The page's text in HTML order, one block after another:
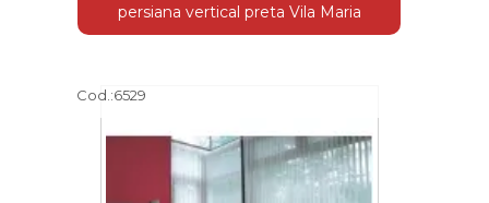
persiana vertical preta Vila Maria
Cod.:6529